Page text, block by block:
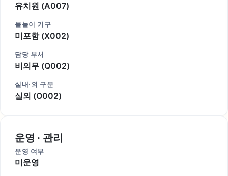
유치원 (A007)
물놀이 기구
미포함 (X002)
담당 부서
비의무 (Q002)
실내·외 구분
실외 (O002)
운영 · 관리
운영 여부
미운영